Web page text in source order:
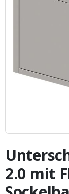
Anfang
der
Bildergalerie
springen
2.0 mit